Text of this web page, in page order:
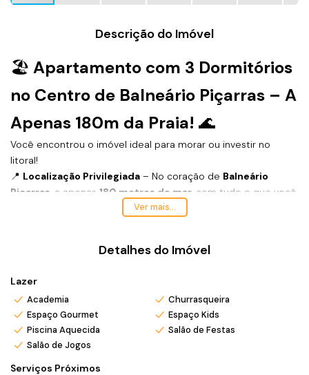
Descrição do Imóvel
🏖️ Apartamento com 3 Dormitórios
no Centro de Balneário Piçarras – A
Apenas 180m da Praia! 🌊
Você encontrou o imóvel ideal para morar ou investir no
litoral!
📍 Localização Privilegiada – No coração de Balneário
Piçarras , a apenas 180 metros do mar , com tudo o que você
precisa ao redor: mercados, farmácias, restaurantes e
Dormitórios (sendo 2 suíte)
🚗 1 vaga de garagem
🍽️ Cozinha integrada com sala de estar/jantar
🌬️ Espera para ar condicionado split
🏢 Edifício com elevador e infraestrutura moderna e área de
lazer, com academia, brinquedoteca, salão de festas e salão
de jogos, além da piscina com deck.
Ver mais...
Detalhes do Imóvel
Lazer
Academia
Churrasqueira
Espaço Gourmet
Espaço Kids
Piscina Aquecida
Salão de Festas
Salão de Jogos
Serviços Próximos